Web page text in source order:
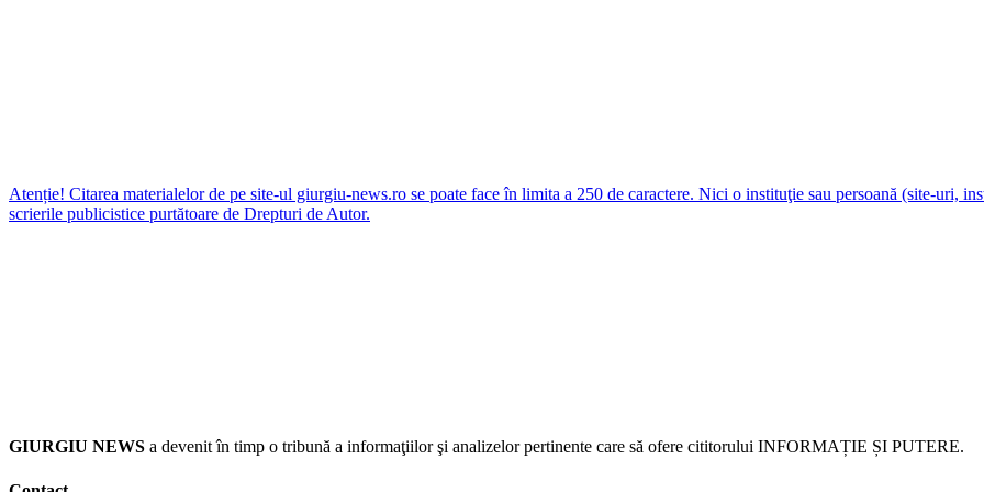
Atenție! Citarea materialelor de pe site-ul giurgiu-news.ro se poate face în limita a 250 de caractere. Nici o instituţie sau persoană (site-uri,
scrierile publicistice purtătoare de Drepturi de Autor.
GIURGIU NEWS a devenit în timp o tribună a informaţiilor şi analizelor pertinente care să ofere cititorului INFORMAȚIE ȘI PUTERE.